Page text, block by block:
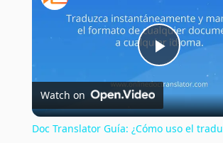
Play
Video
Watch on
Doc Translator Guía: ¿Cómo uso el